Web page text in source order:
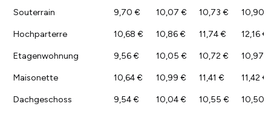
Souterrain 9,70 € 10,07 € 10,73 € 10,90
Hochparterre 10,68 € 10,86 € 11,74 € 12,16 €
Etagenwohnung 9,56 € 10,05 € 10,72 € 10,97 €
Maisonette 10,64 € 10,99 € 11,41 € 11,42 €
Dachgeschoss 9,54 € 10,04 € 10,55 € 10,50